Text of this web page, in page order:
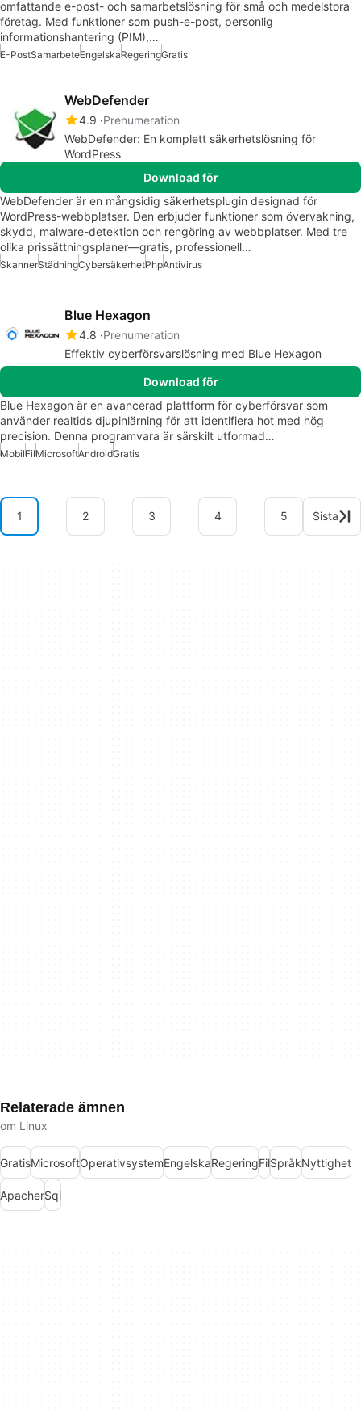
omfattande e-post- och samarbetslösning för små och medelstora
företag. Med funktioner som push-e-post, personlig
informationshantering (PIM),…
E-PostSamarbeteEngelskaRegeringGratis
WebDefender
4.9 Prenumeration
WebDefender: En komplett säkerhetslösning för
WordPress
Download för
WebDefender är en mångsidig säkerhetsplugin designad för
WordPress-webbplatser. Den erbjuder funktioner som övervakning,
skydd, malware-detektion och rengöring av webbplatser. Med tre
olika prissättningsplaner—gratis, professionell…
SkannerStädningCybersäkerhetPhpAntivirus
Blue Hexagon
4.8 Prenumeration
Effektiv cyberförsvarslösning med Blue Hexagon
Download för
Blue Hexagon är en avancerad plattform för cyberförsvar som
använder realtids djupinlärning för att identifiera hot med hög
precision. Denna programvara är särskilt utformad…
MobilFilMicrosoftAndroidGratis
1 2 3 4 5 Sista
Relaterade ämnen
om Linux
GratisMicrosoftOperativsystemEngelskaRegeringFilSpråkNyttighet
ApacherSql